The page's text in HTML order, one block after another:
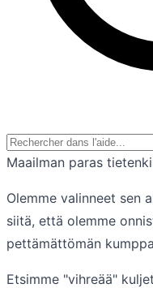
Maailman paras
Olemme valinneet sen
siitä, että olemme
pettämättömän
Etsimme "vihreää"